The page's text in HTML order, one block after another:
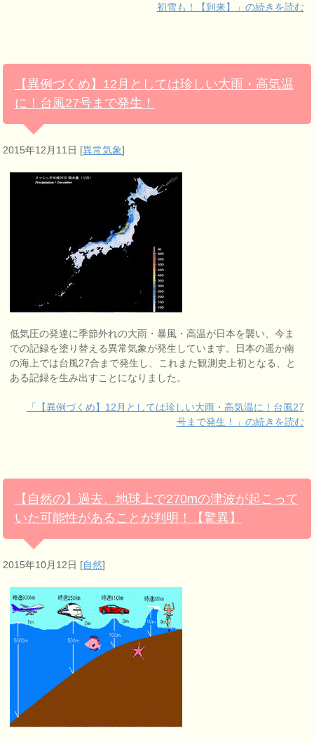
初雪も！【到来】」の続きを読む
【異例づくめ】12月としては珍しい大雨・高気温
に！台風27号まで発生！
2015年12月11日 [異常気象]
低気圧の発達に季節外れの大雨・暴風・高温が日本を襲い、今ま
での記録を塗り替える異常気象が発生しています。日本の遥か南
の海上では台風27合まで発生し、これまた観測史上初となる、と
ある記録を生み出すことになりました。
「【異例づくめ】12月としては珍しい大雨・高気温に！台風27
号まで発生！」の続きを読む
【自然の】過去、地球上で270mの津波が起こって
いた可能性があることが判明！【驚異】
2015年10月12日 [自然]